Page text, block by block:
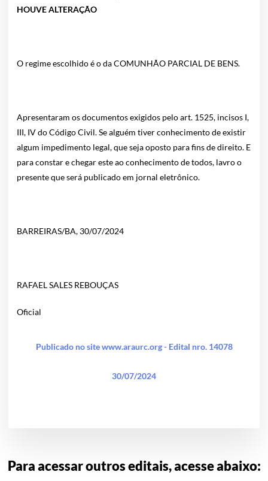
HOUVE ALTERAÇÃO
O regime escolhido é o da COMUNHÃO PARCIAL DE BENS.
Apresentaram os documentos exigidos pelo art. 1525, incisos I,
III, IV do Código Civil. Se alguém tiver conhecimento de existir
algum impedimento legal, que seja oposto para fins de direito. E
para constar e chegar este ao conhecimento de todos, lavro o
presente que será publicado em jornal eletrônico.
BARREIRAS/BA, 30/07/2024
RAFAEL SALES REBOUÇAS
Oficial
Publicado no site www.araurc.org - Edital nro. 14078
30/07/2024
Para acessar outros editais, acesse abaixo: